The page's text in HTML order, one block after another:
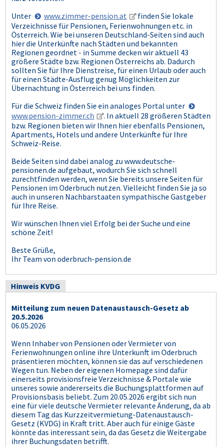
Unter
www.zimmer-pension.at
finden Sie lokale
Verzeichnisse für Pensionen, Ferienwohnungen etc. in
Österreich. Wie bei unseren Deutschland-Seiten sind auch
hier die Unterkünfte nach Städten und bekannten
Regionen geordnet - in Summe decken wir aktuell 43
größere Städte bzw. Regionen Österreichs ab. Dadurch
sollten Sie für Ihre Dienstreise, für einen Urlaub oder auch
für einen Städte-Ausflug genug Möglichkeiten zur
Übernachtung in Österreich bei uns finden.
Für die Schweiz finden Sie ein analoges Portal unter
www.pension-zimmer.ch
. In aktuell 28 größeren Städten
bzw. Regionen bieten wir Ihnen hier ebenfalls Pensionen,
Apartments, Hotels und andere Unterkünfte für Ihre
Schweiz-Reise.
Beide Seiten sind dabei analog zu www.deutsche-
pensionen.de aufgebaut, wodurch Sie sich schnell
zurechtfinden werden, wenn Sie bereits unsere Seiten für
Pensionen im Oderbruch nutzen. Vielleicht finden Sie ja so
auch in unseren Nachbarstaaten sympathische Gastgeber
für Ihre Reise.
Wir wünschen Ihnen viel Erfolg bei der Suche und eine
schöne Zeit!
Beste Grüße,
Ihr Team von oderbruch-pension.de
Hinweis KVDG
Mitteilung zum neuen Datenaustausch-Gesetz ab
20.5.2026
06.05.2026
Wenn Inhaber von Pensionen oder Vermieter von
Ferienwohnungen online ihre Unterkunft im Oderbruch
präsentieren möchten, können sie das auf verschiedenen
Wegen tun. Neben der eigenen Homepage sind dafür
einerseits provisionsfreie Verzeichnisse & Portale wie
unseres sowie andererseits die Buchungsplattformen auf
Provisionsbasis beliebt. Zum 20.05.2026 ergibt sich nun
eine für viele deutsche Vermieter relevante Änderung, da ab
diesem Tag das Kurzzeitvermietung-Datenaustausch-
Gesetz (KVDG) in Kraft tritt. Aber auch für einige Gäste
könnte das interessant sein, da das Gesetz die Weitergabe
ihrer Buchungsdaten betrifft.